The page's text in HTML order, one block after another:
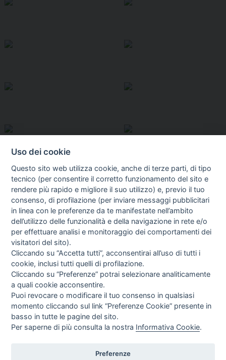
I libri Vedi tutti
FASCISTISSIMA
Direttrice Responsabile: Alessandra Costante | Registrazione al Tribunale Civile
Uso dei cookie
Questo sito web utilizza cookie, anche di terze parti, di tipo
tecnico (per consentire il corretto funzionamento del sito e
rendere più rapido e migliore il suo utilizzo) e, previo il tuo
consenso, di profilazione (per inviare messaggi pubblicitari
in linea con le preferenze da te manifestate nell’ambito
dell’utilizzo delle funzionalità e della navigazione in rete e/o
per effettuare analisi e monitoraggio dei comportamenti dei
visitatori del sito).
Cliccando su “Accetta tutti”, acconsentirai all’uso di tutti i
cookie, inclusi tutti quelli di profilazione.
Cliccando su “Preferenze” potrai selezionare analiticamente
a quali cookie acconsentire.
Puoi revocare o modificare il tuo consenso in qualsiasi
momento cliccando sul link “Preferenze Cookie” presente in
basso in tutte le pagine del sito.
Per saperne di più consulta la nostra Informativa Cookie.
Preferenze